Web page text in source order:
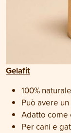
Gelafit
100% naturale
Può avere
Adatto come
Per cani e